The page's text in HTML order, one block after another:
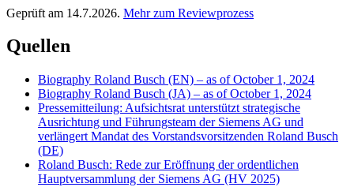
Geprüft am 14.7.2026. Mehr zum Reviewprozess
Quellen
Biography Roland Busch (EN) – as of October 1, 2024
Biography Roland Busch (JA) – as of October 1, 2024
Pressemitteilung: Aufsichtsrat unterstützt strategische
Ausrichtung und Führungsteam der Siemens AG und
verlängert Mandat des Vorstandsvorsitzenden Roland Busch
(DE)
Roland Busch: Rede zur Eröffnung der ordentlichen
Hauptversammlung der Siemens AG (HV 2025)